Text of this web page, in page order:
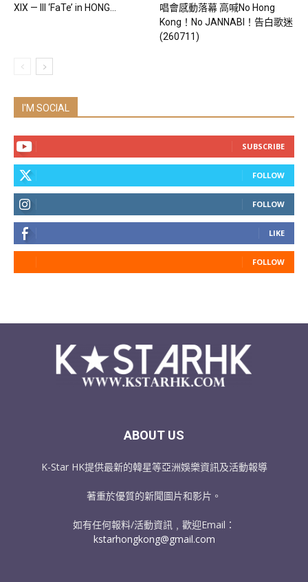
XIX — III ‘FaTe’ in HONG...
唱會感動落幕 高喊No Hong
Kong！No JANNABI！告白歌迷
(260711)
I'M SOCIAL
SUBSCRIBE
FOLLOW
FOLLOW
LIKE
FOLLOW
ABOUT US
K-Star HK提供最新的韓星等亞洲娛樂資訊及活動報導
著重於優質的新聞圖片和影片。
如有任何報料/活動資訊﹐歡迎Email：
kstarhongkong@gmail.com